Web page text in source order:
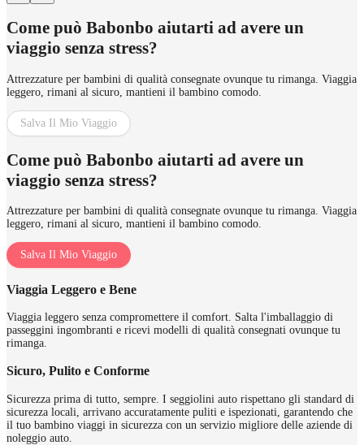
Come può Babonbo aiutarti ad avere un
viaggio senza stress?
Attrezzature per bambini di qualità consegnate ovunque tu rimanga. Viaggia
leggero, rimani al sicuro, mantieni il bambino comodo.
Salva Il Mio Viaggio
Come può Babonbo aiutarti ad avere un
viaggio senza stress?
Attrezzature per bambini di qualità consegnate ovunque tu rimanga. Viaggia
leggero, rimani al sicuro, mantieni il bambino comodo.
Salva Il Mio Viaggio
Viaggia Leggero e Bene
Viaggia leggero senza compromettere il comfort. Salta l'imballaggio di
passeggini ingombranti e ricevi modelli di qualità consegnati ovunque tu
rimanga.
Sicuro, Pulito e Conforme
Sicurezza prima di tutto, sempre. I seggiolini auto rispettano gli standard di
sicurezza locali, arrivano accuratamente puliti e ispezionati, garantendo che
il tuo bambino viaggi in sicurezza con un servizio migliore delle aziende di
noleggio auto.